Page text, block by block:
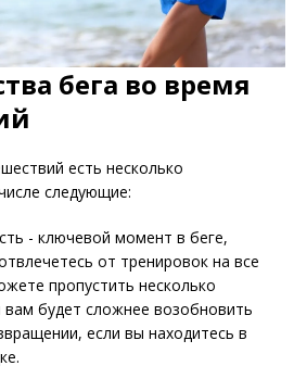
бега во время
есть несколько
следующие:
- ключевой момент в беге,
от тренировок на все
пропустить несколько
вам будет сложнее возобновить
если вы находитесь в